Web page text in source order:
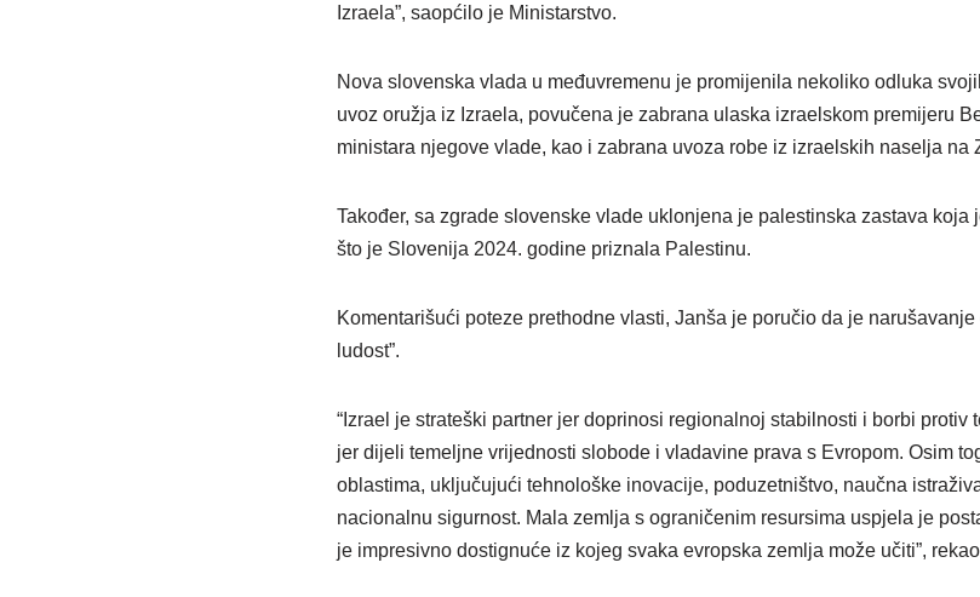
Izraela”, saopćilo je Ministarstvo.
Nova slovenska vlada u međuvremenu je promijenila nekoliko odluka
uvoz oružja iz Izraela, povučena je zabrana ulaska izraelskom premijeru
ministara njegove vlade, kao i zabrana uvoza robe iz izraelskih naselja na
Također, sa zgrade slovenske vlade uklonjena je palestinska zastava
što je Slovenija 2024. godine priznala Palestinu.
Komentarišući poteze prethodne vlasti, Janša je poručio da je
ludost”.
“Izrael je strateški partner jer doprinosi regionalnoj stabilnosti i borbi protiv
jer dijeli temeljne vrijednosti slobode i vladavine prava s Evropom. Osim
oblastima, uključujući tehnološke inovacije, poduzetništvo, naučna
nacionalnu sigurnost. Mala zemlja s ograničenim resursima uspjela je
je impresivno dostignuće iz kojeg svaka evropska zemlja može učiti”,